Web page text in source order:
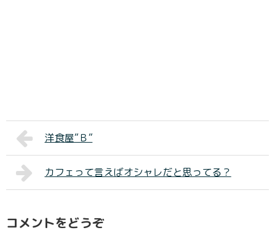
洋食屋”Ｂ”
カフェって言えばオシャレだと思ってる？
コメントをどうぞ